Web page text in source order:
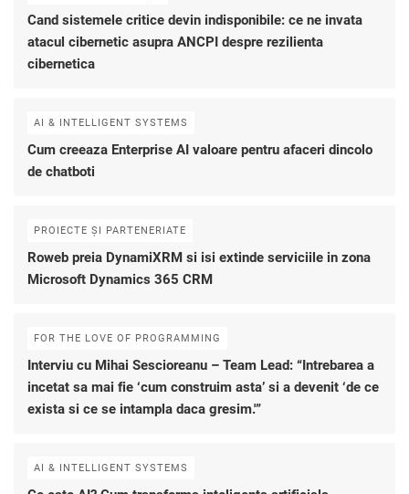
Cand sistemele critice devin indisponibile: ce ne invata
atacul cibernetic asupra ANCPI despre rezilienta
cibernetica
AI & INTELLIGENT SYSTEMS
Cum creeaza Enterprise AI valoare pentru afaceri dincolo
de chatboti
PROIECTE ȘI PARTENERIATE
Roweb preia DynamiXRM si isi extinde serviciile in zona
Microsoft Dynamics 365 CRM
FOR THE LOVE OF PROGRAMMING
Interviu cu Mihai Sescioreanu – Team Lead: “Intrebarea a
incetat sa mai fie ‘cum construim asta’ si a devenit ‘de ce
exista si ce se intampla daca gresim.'”
AI & INTELLIGENT SYSTEMS